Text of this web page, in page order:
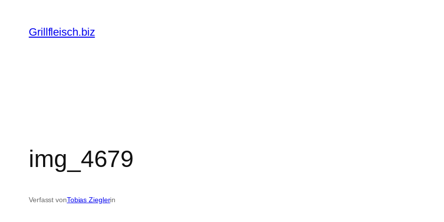
springen
Grillfleisch.biz
img_4679
Verfasst vonTobias Zieglerin